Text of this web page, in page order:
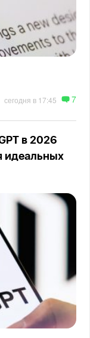
сегодня в 17:45 7
в 2026
идеальных